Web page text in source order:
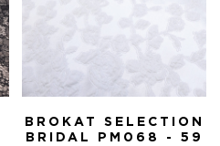
BROKAT SELECTION
BRIDAL PM068 - 59